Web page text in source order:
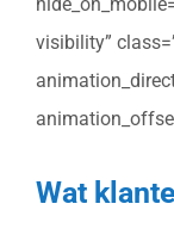
visibility”
Wat